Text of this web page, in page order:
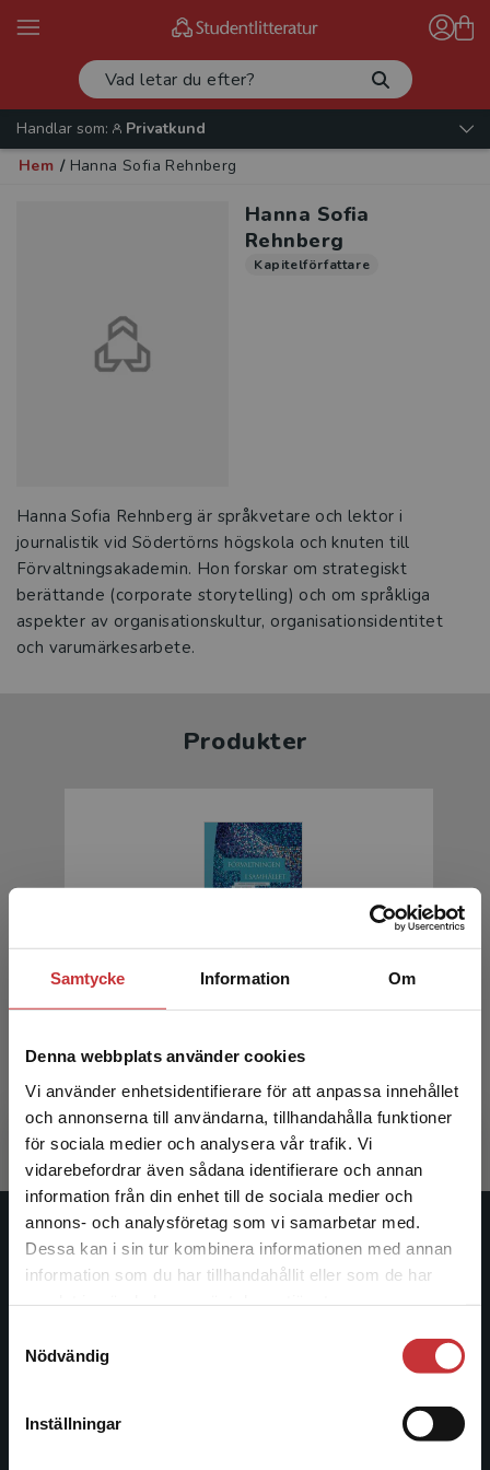
Samtycke Information Om
Denna webbplats använder cookies
Vi använder enhetsidentifierare för att anpassa innehållet
och annonserna till användarna, tillhandahålla funktioner
för sociala medier och analysera vår trafik. Vi
vidarebefordrar även sådana identifierare och annan
information från din enhet till de sociala medier och
annons- och analysföretag som vi samarbetar med.
Dessa kan i sin tur kombinera informationen med annan
information som du har tillhandahållit eller som de har
Nödvändig
Inställningar
Begränsad fraktregion
Det verkar som att du besöker
studentlitteratur.se via en enhet utanför Sverige.
Vi erbjuder inte leveranser utanför Sverige. För
att kunna slutföra ett köp måste
Handlar som:
Privatkund
Hem / Hanna Sofia Rehnberg
Hanna Sofia
Rehnberg
Kapitelförfattare
Hanna Sofia Rehnberg är språkvetare och lektor i
journalistik vid Södertörns högskola och knuten till
Förvaltningsakademin. Hon forskar om strategiskt
berättande (corporate storytelling) och om språkliga
aspekter av organisationskultur, organisationsidentitet
och varumärkesarbete.
Produkter
Förvaltningen i samhället
Ivarsson Westerberg, A - Jacobsson, B (red.)
350 krinkl. moms
Exkl. moms: 330 kr
Studentlitteratur
facklitteratur, utbildningar och digitala
informationstjänster i utbudet, finns Studentlitteratur med